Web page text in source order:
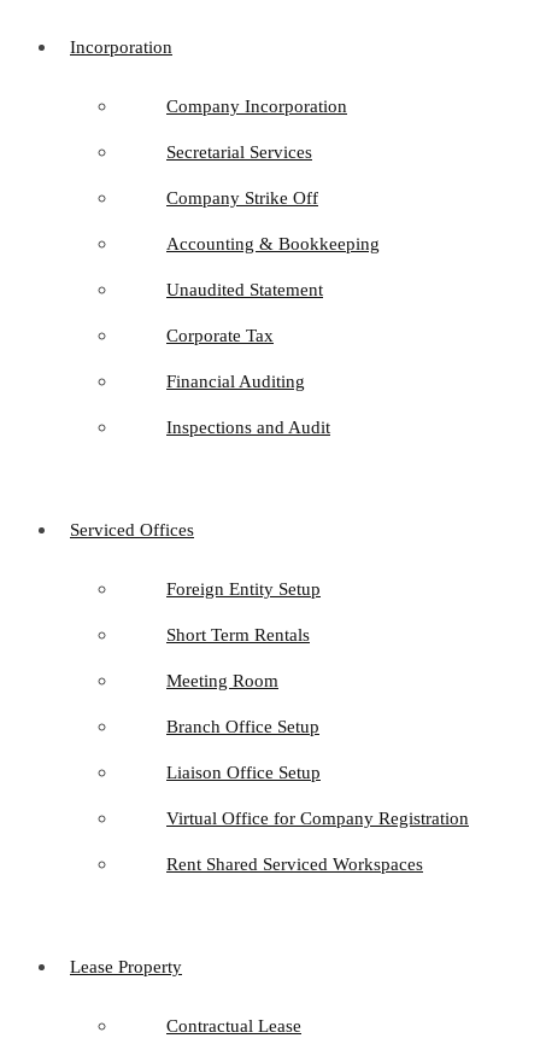
Incorporation
Company Incorporation
Secretarial Services
Company Strike Off
Accounting & Bookkeeping
Unaudited Statement
Corporate Tax
Financial Auditing
Inspections and Audit
Serviced Offices
Foreign Entity Setup
Short Term Rentals
Meeting Room
Branch Office Setup
Liaison Office Setup
Virtual Office for Company Registration
Rent Shared Serviced Workspaces
Lease Property
Contractual Lease